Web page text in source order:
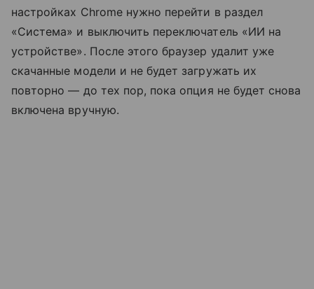
настройках Chrome нужно перейти в раздел
«Система» и выключить переключатель «ИИ на
устройстве». После этого браузер удалит уже
скачанные модели и не будет загружать их
повторно — до тех пор, пока опция не будет снова
включена вручную.